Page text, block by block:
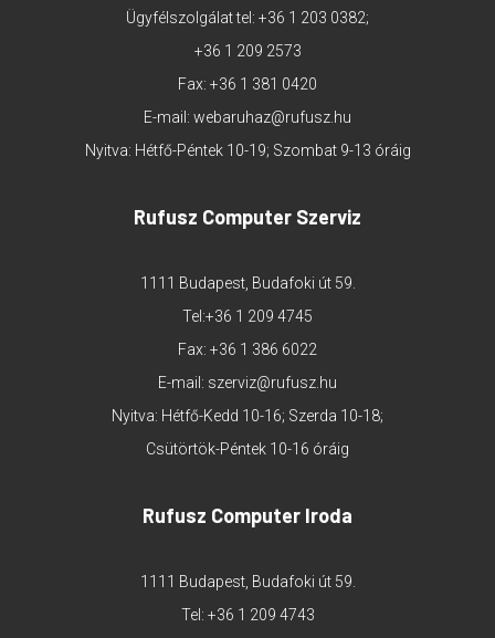
Ügyfélszolgálat tel: +36 1 203 0382;
+36 1 209 2573
Fax: +36 1 381 0420
E-mail: webaruhaz@rufusz.hu
Nyitva: Hétfő-Péntek 10-19; Szombat 9-13 óráig
Rufusz Computer Szerviz
1111 Budapest, Budafoki út 59.
Tel:+36 1 209 4745
Fax: +36 1 386 6022
E-mail: szerviz@rufusz.hu
Nyitva: Hétfő-Kedd 10-16; Szerda 10-18;
Csütörtök-Péntek 10-16 óráig
Rufusz Computer Iroda
1111 Budapest, Budafoki út 59.
Tel: +36 1 209 4743